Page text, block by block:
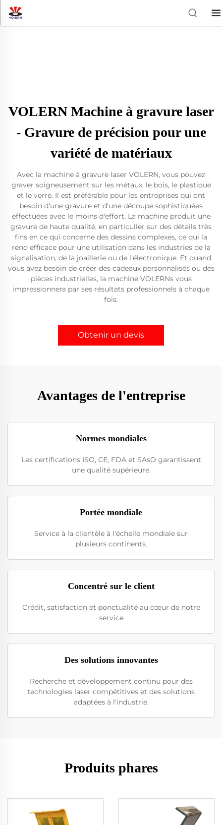
VOLERN Machine à gravure laser
- Gravure de précision pour une
variété de matériaux
Avec la machine à gravure laser VOLERN, vous pouvez
graver soigneusement sur les métaux, le bois, le plastique
et le verre. Il est préférable pour les entreprises qui ont
besoin d'une gravure et d'une découpe sophistiquées
effectuées avec le moins d'effort. La machine produit une
gravure de haute qualité, en particulier sur des détails très
fins en ce qui concerne des dessins complexes, ce qui la
rend efficace pour une utilisation dans les industries de la
signalisation, de la joaillerie ou de l'électronique. Et quand
vous avez besoin de créer des cadeaux personnalisés ou des
pièces industrielles, la machine VOLERNs vous
impressionnera par ses résultats professionnels à chaque
fois.
Obtenir un devis
Avantages de l'entreprise
Normes mondiales
Les certifications ISO, CE, FDA et SAsO garantissent
une qualité supérieure.
Portée mondiale
Service à la clientèle à l'échelle mondiale sur
plusieurs continents.
Concentré sur le client
Crédit, satisfaction et ponctualité au cœur de notre
service
Des solutions innovantes
Recherche et développement continu pour des
technologies laser compétitives et des solutions
adaptées à l'industrie.
Produits phares